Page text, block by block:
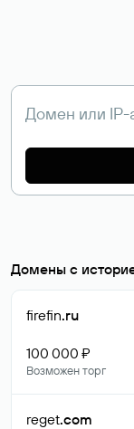
Домены с
firefin.ru
100 000 ₽
Возможен торг
reget.com